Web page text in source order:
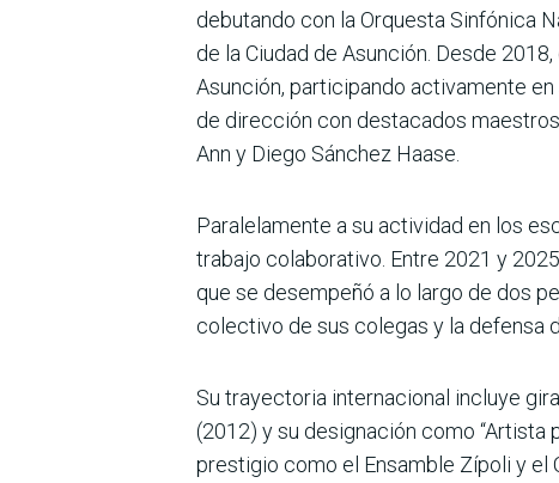
debutando con la Orquesta Sinfónica
de la Ciudad de Asunción. Desde
Asunción, participando activamente
de dirección con destacados
Ann y Diego Sánchez Haase.
Paralelamente a su actividad en los
trabajo colaborativo. Entre 2021 y
que se desempeñó a lo largo de dos
colectivo de sus colegas y la defensa
Su trayectoria internacional incluye
(2012) y su designación como “Artista
prestigio como el Ensamble Zípoli y el